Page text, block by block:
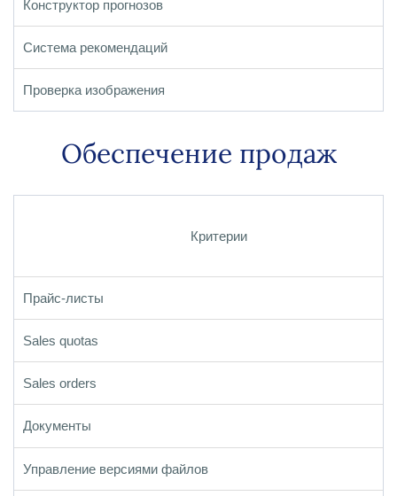
Конструктор прогнозов
Система рекомендаций
Проверка изображения
Обеспечение продаж
Критерии
Прайс-листы
Sales quotas
Sales orders
Документы
Управление версиями файлов